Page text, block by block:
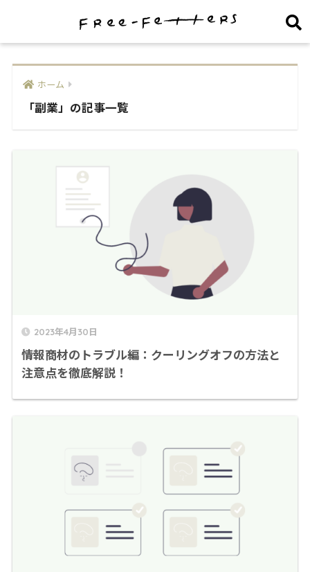
ホーム
「副業」の記事一覧
2023年4月30日
情報商材のトラブル編：クーリングオフの方法と
注意点を徹底解説！